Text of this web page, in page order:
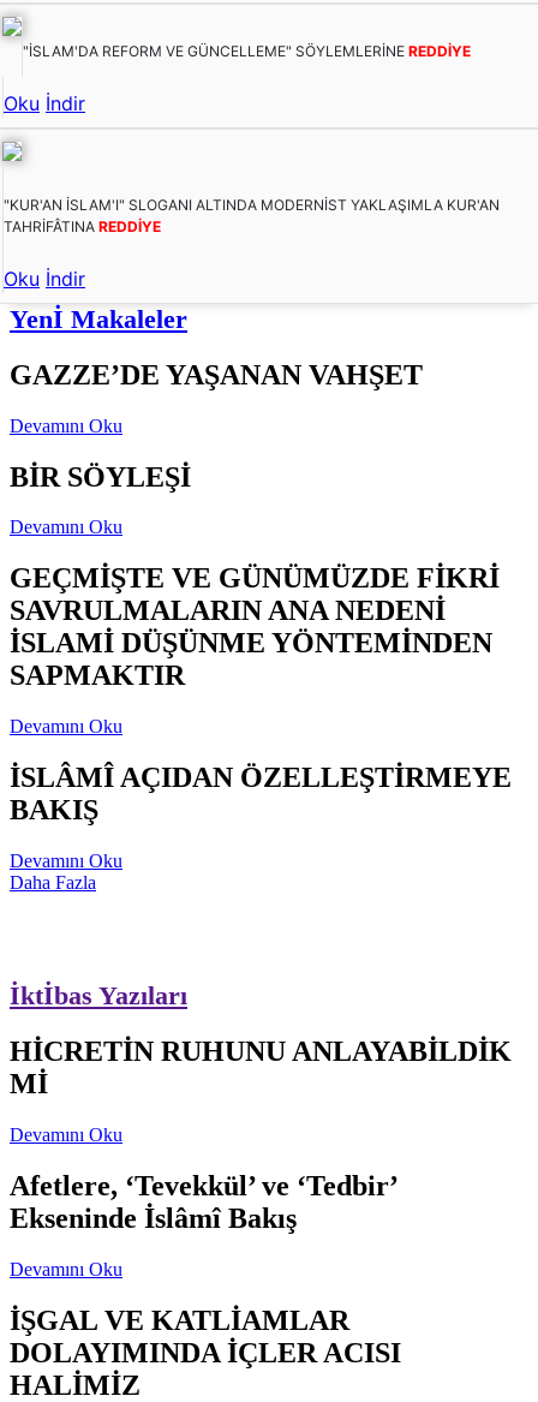
"İSLAM'DA REFORM VE GÜNCELLEME" SÖYLEMLERİNE REDDİYE
Oku İndir
"KUR'AN İSLAM'I" SLOGANI ALTINDA MODERNİST YAKLAŞIMLA KUR'AN
TAHRİFÂTINA REDDİYE
Oku İndir
Yenİ Makaleler
GAZZE’DE YAŞANAN VAHŞET
Devamını Oku
BİR SÖYLEŞİ
Devamını Oku
GEÇMİŞTE VE GÜNÜMÜZDE FİKRİ
SAVRULMALARIN ANA NEDENİ
İSLAMİ DÜŞÜNME YÖNTEMİNDEN
SAPMAKTIR
Devamını Oku
İSLÂMÎ AÇIDAN ÖZELLEŞTİRMEYE
BAKIŞ
Devamını Oku
Daha Fazla
İktİbas Yazıları
HİCRETİN RUHUNU ANLAYABİLDİK
Mİ
Devamını Oku
Afetlere, ‘Tevekkül’ ve ‘Tedbir’
Ekseninde İslâmî Bakış
Devamını Oku
İŞGAL VE KATLİAMLAR
DOLAYIMINDA İÇLER ACISI
HALİMİZ